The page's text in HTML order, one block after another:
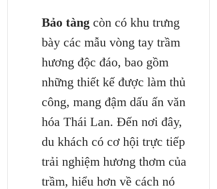
Bảo tàng còn có khu trưng
bày các mẫu vòng tay trầm
hương độc đáo, bao gồm
những thiết kế được làm thủ
công, mang đậm dấu ấn văn
hóa Thái Lan. Đến nơi đây,
du khách có cơ hội trực tiếp
trải nghiệm hương thơm của
trầm, hiểu hơn về cách nó